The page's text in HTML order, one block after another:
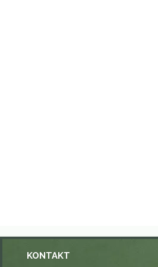
KONTAKT